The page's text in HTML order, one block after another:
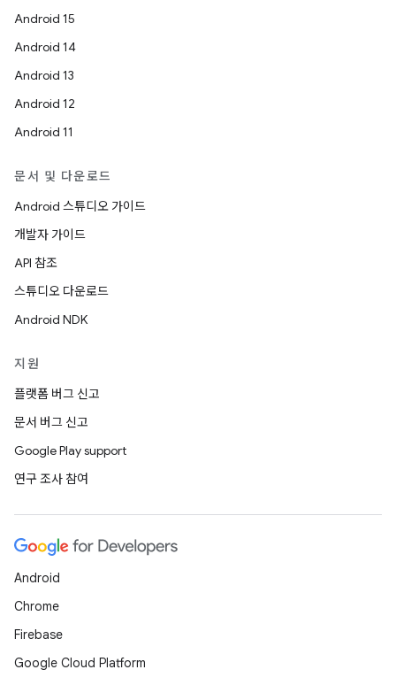
Android 15
Android 14
Android 13
Android 12
Android 11
문서 및 다운로드
Android 스튜디오 가이드
개발자 가이드
API 참조
스튜디오 다운로드
Android NDK
지원
플랫폼 버그 신고
문서 버그 신고
Google Play support
연구 조사 참여
Android
Chrome
Firebase
Google Cloud Platform